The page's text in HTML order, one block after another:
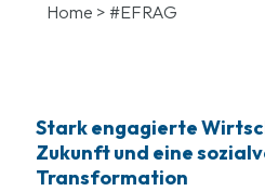
Home > #EFRAG
Stark engagierte
Zukunft und eine
Transformation